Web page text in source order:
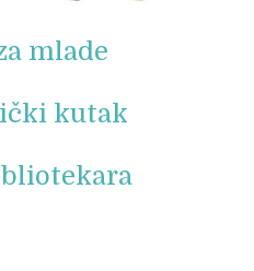
mlade
kutak